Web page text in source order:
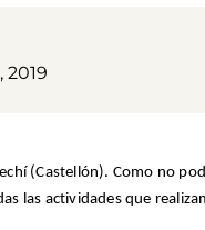
2019
(Castellón). Como no
las actividades que